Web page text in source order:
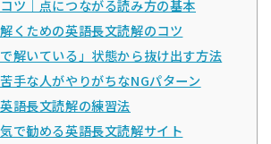
ツ｜点につながる読み方の基本
くための英語長文読解のコツ
解いている」状態から抜け出す方法
手な人がやりがちなNGパターン
語長文読解の練習法
で勧める英語長文読解サイト